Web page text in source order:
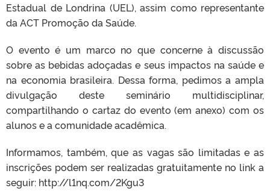
Estadual de Londrina (UEL), assim como representante
da ACT Promoção da Saúde.
O evento é um marco no que concerne à discussão
sobre as bebidas adoçadas e seus impactos na saúde e
na economia brasileira. Dessa forma, pedimos a ampla
divulgação deste seminário multidisciplinar,
compartilhando o cartaz do evento (em anexo) com os
alunos e a comunidade acadêmica.
Informamos, também, que as vagas são limitadas e as
inscrições podem ser realizadas gratuitamente no link a
seguir: http://l1nq.com/2Kgu3